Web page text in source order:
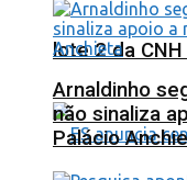
lote 2 da
Arnaldinho
não sinaliza
Palácio